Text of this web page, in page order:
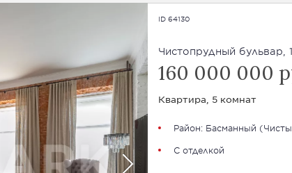
ID 64130
Чистопрудный бульвар,
160 000 000
Квартира, 5 комнат
Район: Басманный (
С отделкой